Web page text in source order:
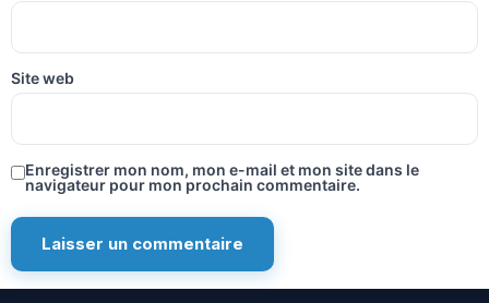
Site web
Enregistrer mon nom, mon e-mail et mon site dans le
navigateur pour mon prochain commentaire.